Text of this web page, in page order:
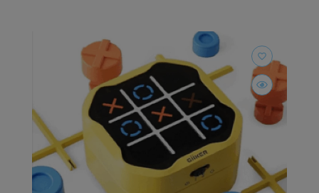
favorite_border